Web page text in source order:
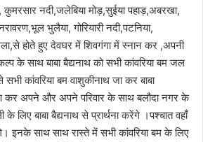
कुमरसार नदी,जलेबिया मोड़,सुईया पहाड़,अबरखा,
भुलैया, गोरियारी नदी,पटनिया,
होते हुए देवघर में शिवगंगा में स्नान कर ,अपनी
के साथ बाबा बैद्यनाथ को सभी कांवरिया बम जल
कांवरिया बम वाशुकीनाथ जा कर बाबा
कर अपने और अपने परिवार के साथ बलौदा नगर के
लिए बाबा बैद्यनाथ से प्रार्थना करेंगे ।पश्चात वहाँ
इनके साथ साथ रास्ते में सभी कांवरिया बम के लिए